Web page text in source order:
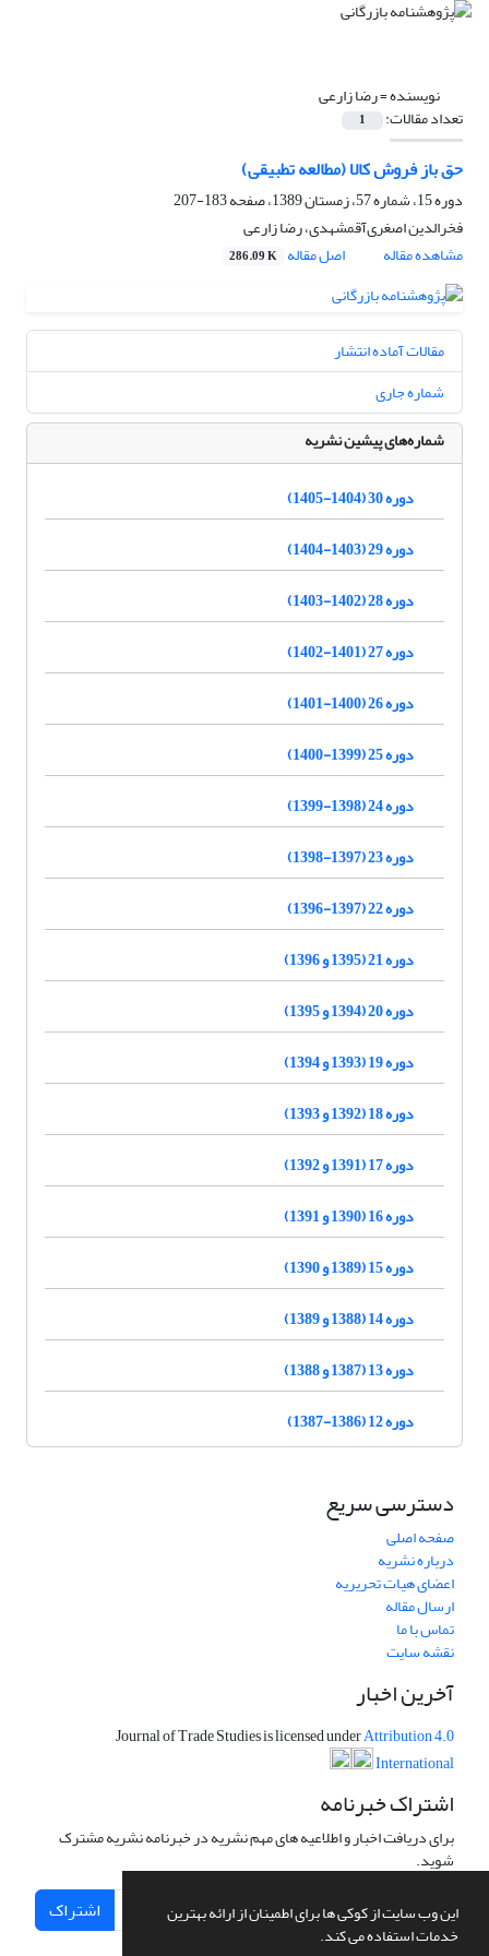
این وب سایت از کوکی ها برای اطمینان از ارائه بهترین
خدمات استفاده می کند.
نویسنده =رضا زارعی
تعداد مقالات: 1
حق باز فروش کالا (مطالعه تطبیقی)
دوره 15، شماره 57، زمستان 1389، صفحه
183-207
فخرالدین اصغری‌آقمشهدی، رضا زارعی
مشاهده مقاله
اصل مقاله 286.09 K
مقالات آماده انتشار
شماره جاری
شماره‌های پیشین نشریه
دوره 30 (1404-1405)
دوره 29 (1403-1404)
دوره 28 (1402-1403)
دوره 27 (1401-1402)
دوره 26 (1400-1401)
دوره 25 (1399-1400)
دوره 24 (1398-1399)
دوره 23 (1397-1398)
دوره 22 (1397-1396)
دوره 21 (1395 و 1396)
دوره 20 (1394 و 1395)
دوره 19 (1393 و 1394)
دوره 18 (1392 و 1393)
دوره 17 (1391 و 1392)
دوره 16 (1390 و 1391)
دوره 15 (1389 و 1390)
دوره 14 (1388 و 1389)
دوره 13 (1387 و 1388)
دوره 12 (1386-1387)
دسترسی سریع
صفحه اصلی
درباره نشریه
اعضای هیات تحریریه
ارسال مقاله
تماس با ما
نقشه سایت
آخرین اخبار
Journal of Trade Studies is licensed underAttribution 4.0
International
اشتراک خبرنامه
برای دریافت اخبار و اطلاعیه های مهم نشریه در خبرنامه نشریه مشترک
شوید.
اشتراک